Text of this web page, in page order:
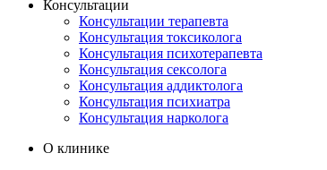
Консультации
Консультации терапевта
Консультация токсиколога
Консультация психотерапевта
Консультация сексолога
Консультация аддиктолога
Консультация психиатра
Консультация нарколога
О клинике